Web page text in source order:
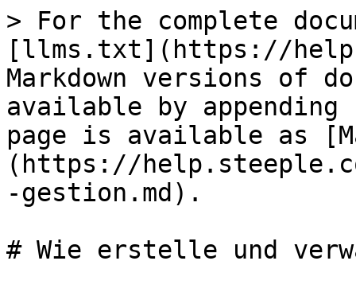
> For the complete
[llms.txt](https://
Markdown versions of
available by
page is available as
(https://
-gestion.md).
# Wie erstelle und